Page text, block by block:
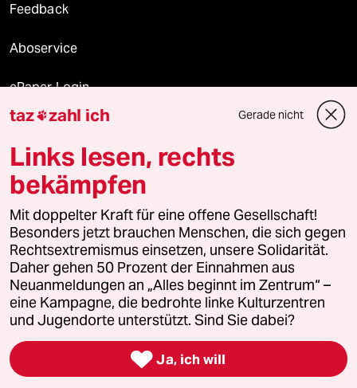
Feedback
Aboservice
ePaper Login
Downloads für Abonnierende
© 2026 taz Verlags und Vertriebs GmbH
Alle Rechte vorbehalten. Bei rechtlichen Fragen oder für Genehmigungen
wenden Sie sich bitte an
lizenzen@taz.de
Feedback Redaktionsstatut Kommune-Richtlinien
Leitlinie Informant Datenschutz Impressum AGB
Seitenwende Einwilligungen widerrufen (Ads)
taz zahl ich Gerade nicht
Links lesen, rechts
bekämpfen
Mit doppelter Kraft für eine offene Gesellschaft!
Besonders jetzt brauchen Menschen, die sich gegen
Rechtsextremismus einsetzen, unsere Solidarität.
Daher gehen 50 Prozent der Einnahmen aus
Neuanmeldungen an „Alles beginnt im Zentrum“ –
eine Kampagne, die bedrohte linke Kulturzentren
und Jugendorte unterstützt. Sind Sie dabei?
 Ja, ich will